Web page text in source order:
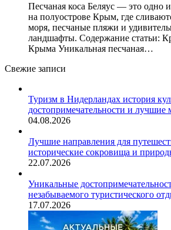
Песчаная коса Беляус — это одно
на полуострове Крым, где
моря, песчаные пляжи и
ландшафты. Содержание статьи:
Крыма Уникальная песчаная…
Свежие записи
Туризм в Нидерландах история
достопримечательности и
04.08.2026
Лучшие направления для
исторические сокровища и
22.07.2026
Уникальные
незабываемого туристического
17.07.2026